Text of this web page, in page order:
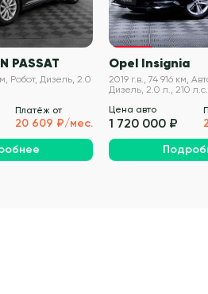
VIN проверен
PASSAT
Робот, Дизель, 2.0
Платёж от
20 609 ₽/мес.
Opel Insignia
2019 г.в., 74 916 км,
Дизель, 2.0 л., 210 л.с.
Цена авто
1 720 000 ₽